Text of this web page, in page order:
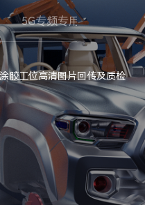
5G专频专用
胶工位高清图片回传及质检